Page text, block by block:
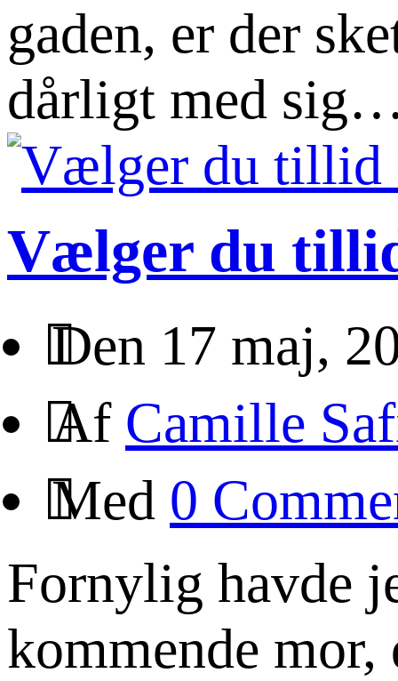
gaden, er der
dårligt med
Vælger du
Den 17 maj,
Af Camille
Med 0
Fornylig havde
kommende